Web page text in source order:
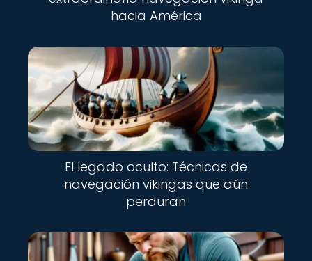
hacia América
El legado oculto: Técnicas de
navegación vikingas que aún
perduran